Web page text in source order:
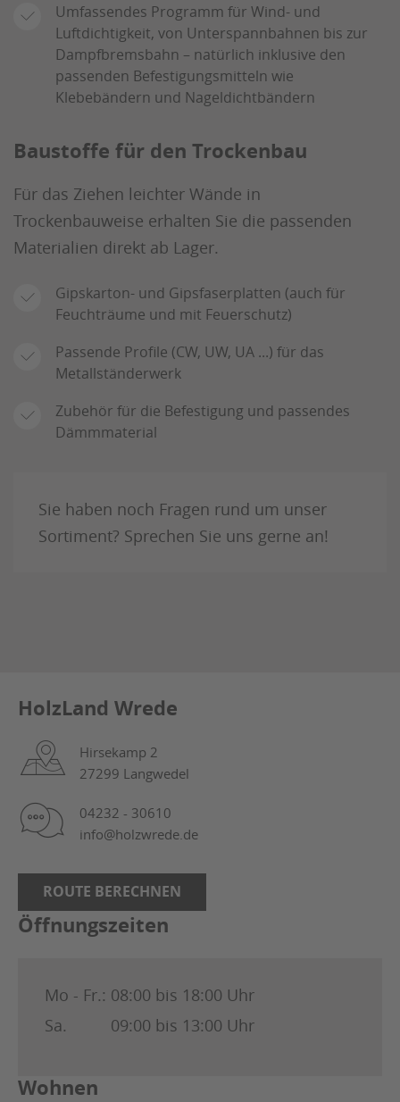
Umfassendes Programm für Wind- und
Luftdichtigkeit, von Unterspannbahnen bis zur
Dampfbremsbahn – natürlich inklusive den
passenden Befestigungsmitteln wie
Klebebändern und Nageldichtbändern
Baustoffe für den Trockenbau
Für das Ziehen leichter Wände in
Trockenbauweise erhalten Sie die passenden
Materialien direkt ab Lager.
Gipskarton- und Gipsfaserplatten (auch für
Feuchträume und mit Feuerschutz)
Passende Profile (CW, UW, UA ...) für das
Metallständerwerk
Zubehör für die Befestigung und passendes
Dämmmaterial
Sie haben noch Fragen rund um unser
Sortiment? Sprechen Sie uns gerne an!
HolzLand Wrede
Hirsekamp 2
27299 Langwedel
04232 - 30610
info@holzwrede.de
ROUTE BERECHNEN
Öffnungszeiten
Mo - Fr.: 08:00 bis 18:00 Uhr
Sa.
09:00 bis 13:00 Uhr
Wohnen